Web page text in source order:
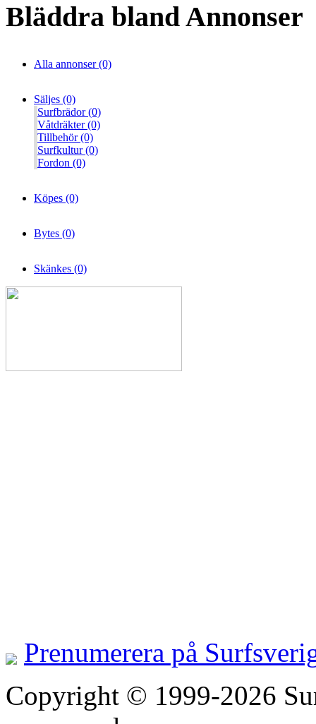
Bläddra bland Annonser
Alla annonser (0)
Säljes (0)
Surfbrädor (0)
Våtdräkter (0)
Tillbehör (0)
Surfkultur (0)
Fordon (0)
Köpes (0)
Bytes (0)
Skänkes (0)
Prenumerera på
Copyright © 1999-2026